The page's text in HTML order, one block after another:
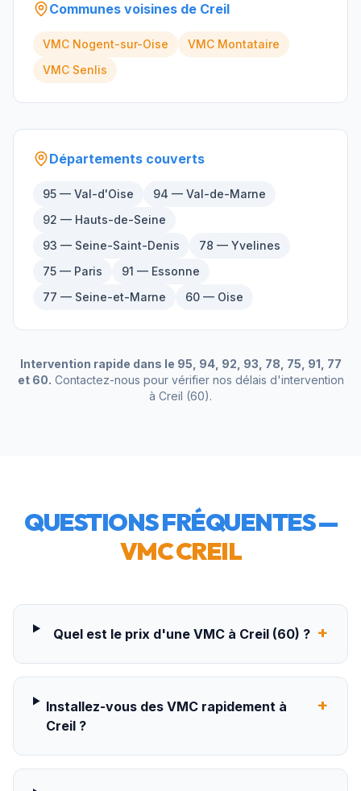
Communes voisines de Creil
VMC Nogent-sur-Oise VMC Montataire
VMC Senlis
Départements couverts
95 — Val-d'Oise
94 — Val-de-Marne
92 — Hauts-de-Seine
93 — Seine-Saint-Denis
78 — Yvelines
75 — Paris
91 — Essonne
77 — Seine-et-Marne
60 — Oise
Intervention rapide dans le 95, 94, 92, 93, 78, 75, 91, 77
et 60. Contactez-nous pour vérifier nos délais d'intervention
à Creil (60).
QUESTIONS FRÉQUENTES —
VMCCREIL
Quel est le prix d'une VMC à Creil (60) ? +
Installez-vous des VMC rapidement à
Creil ?
+